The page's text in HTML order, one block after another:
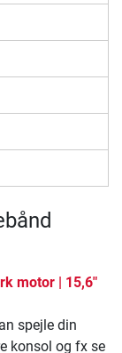
motor | 15,6"
spejle din
konsol og fx se